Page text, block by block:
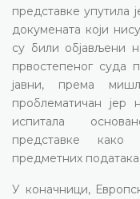
представке упутила
докумената који
су били објављени
првостепеног суда
јавни, према
проблематичан јер
испитала
представке
предметних
У коначници,